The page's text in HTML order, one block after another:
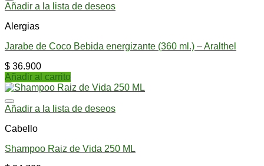
Añadir a la lista de deseos
Alergias
Jarabe de Coco Bebida energizante (360 ml.) – Aralthel
$ 36.900
Añadir al carrito
Añadir a la lista de deseos
Cabello
Shampoo Raiz de Vida 250 ML